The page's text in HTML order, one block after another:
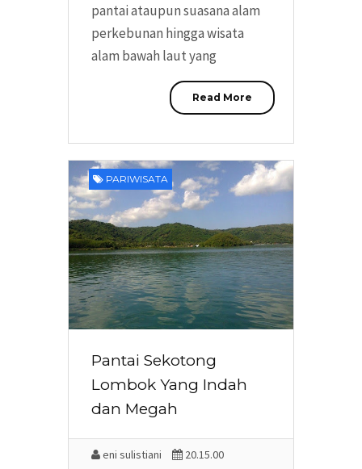
pantai ataupun suasana alam
perkebunan hingga wisata
alam bawah laut yang
Read More
PARIWISATA
Pantai Sekotong
Lombok Yang Indah
dan Megah
eni sulistiani 20.15.00